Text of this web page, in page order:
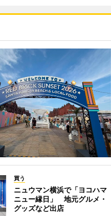
買う
ニュウマン横浜で「ヨコハマ
ニュー縁日」 地元グルメ・
グッズなど出店